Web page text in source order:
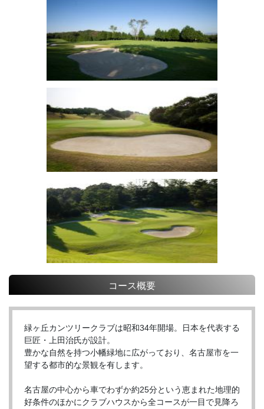
コース概要
緑ヶ丘カンツリークラブは昭和34年開場。日本を代表する
巨匠・上田治氏が設計。
豊かな自然を持つ小幡緑地に広がっており、名古屋市を一
望する都市的な景観を有します。
名古屋の中心から車でわずか約25分という恵まれた地理的
好条件のほかにクラブハウスから全コースが一目で見降ろ